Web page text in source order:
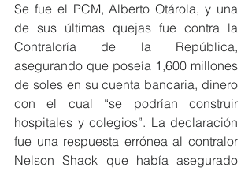
Se fue el PCM, Alberto Otárola, y una
de sus últimas quejas fue contra la
Contraloría de la República,
asegurando que poseía 1,600 millones
de soles en su cuenta bancaria, dinero
con el cual “se podrían construir
hospitales y colegios”. La declaración
fue una respuesta errónea al contralor
Nelson Shack que había asegurado